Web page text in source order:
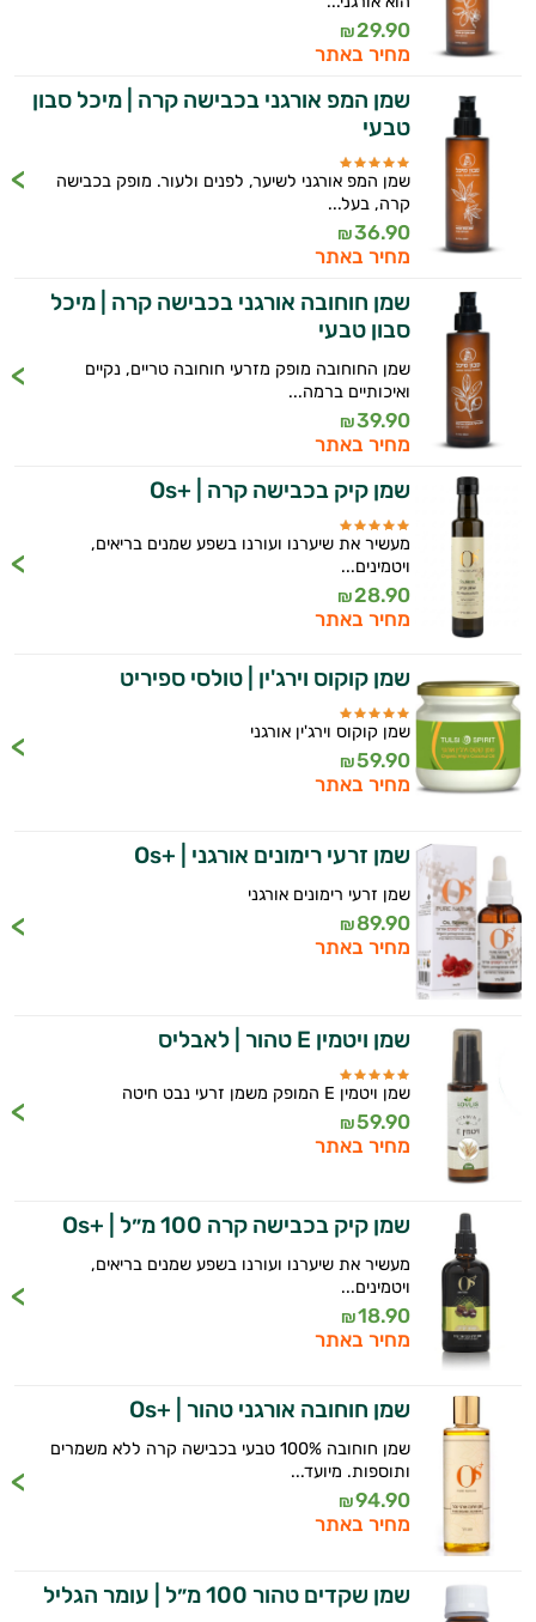
קוסמטיקה
אורגנית
מותגים
היגיינת
הפה
היגיינה
נשית
טיפוח
הציפורניים
והשיער
אביזרי
טיפוח
הגנה
מהשמש
29.90
₪
מחיר באתר
שמן המפ אורגני בכבישה קרה | מיכל סבון
טבעי
שמן המפ אורגני לשיער, לפנים ולעור. מופק בכבישה
קרה, בעל...
36.90
₪
מחיר באתר
שמן חוחובה אורגני בכבישה קרה | מיכל
סבון טבעי
שמן החוחובה מופק מזרעי חוחובה טריים, נקיים
ואיכותיים ברמה...
39.90
₪
מחיר באתר
שמן קיק בכבישה קרה | +Os
מעשיר את שיערנו ועורנו בשפע שמנים בריאים,
ויטמינים...
28.90
₪
מחיר באתר
שמן קוקוס וירג'ין | טולסי ספיריט
שמן קוקוס וירג'ין אורגני
59.90
₪
מחיר באתר
שמן זרעי רימונים אורגני | +Os
שמן זרעי רימונים אורגני
89.90
₪
מחיר באתר
שמן ויטמין E טהור | לאבליס
שמן ויטמין E המופק משמן זרעי נבט חיטה
59.90
₪
מחיר באתר
שמן קיק בכבישה קרה 100 מ״ל | +Os
מעשיר את שיערנו ועורנו בשפע שמנים בריאים,
ויטמינים...
18.90
₪
מחיר באתר
שמן חוחובה אורגני טהור | +Os
שמן חוחובה 100% טבעי בכבישה קרה ללא משמרים
ותוספות. מיועד...
94.90
₪
מחיר באתר
שמן שקדים טהור 100 מ״ל | עומר הגליל
אני יועץ הבריאות האישי AI של טבע בריא.
התשובות שלי מבוססות על מאגרי מידע קליניים
וספרות מקצועית בתחומי הרפואה הטבעית
ותזונת הספורט.
התזונה ומוצרי הבריאות המדויקים למטרות
ולמצב הגופני שלך, ולהסביר לך אילו רכיבים
יום וגם בתחום הכושר והספורט.
המטרה שלי היא להתאים עבורך המלצות